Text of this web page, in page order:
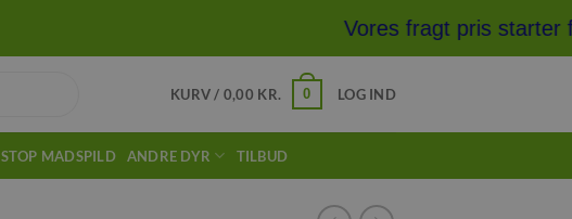
Vores fragt pris starter
KURV / 0,00 KR. 0 LOG IND
STOP MADSPILD ANDRE DYR TILBUD